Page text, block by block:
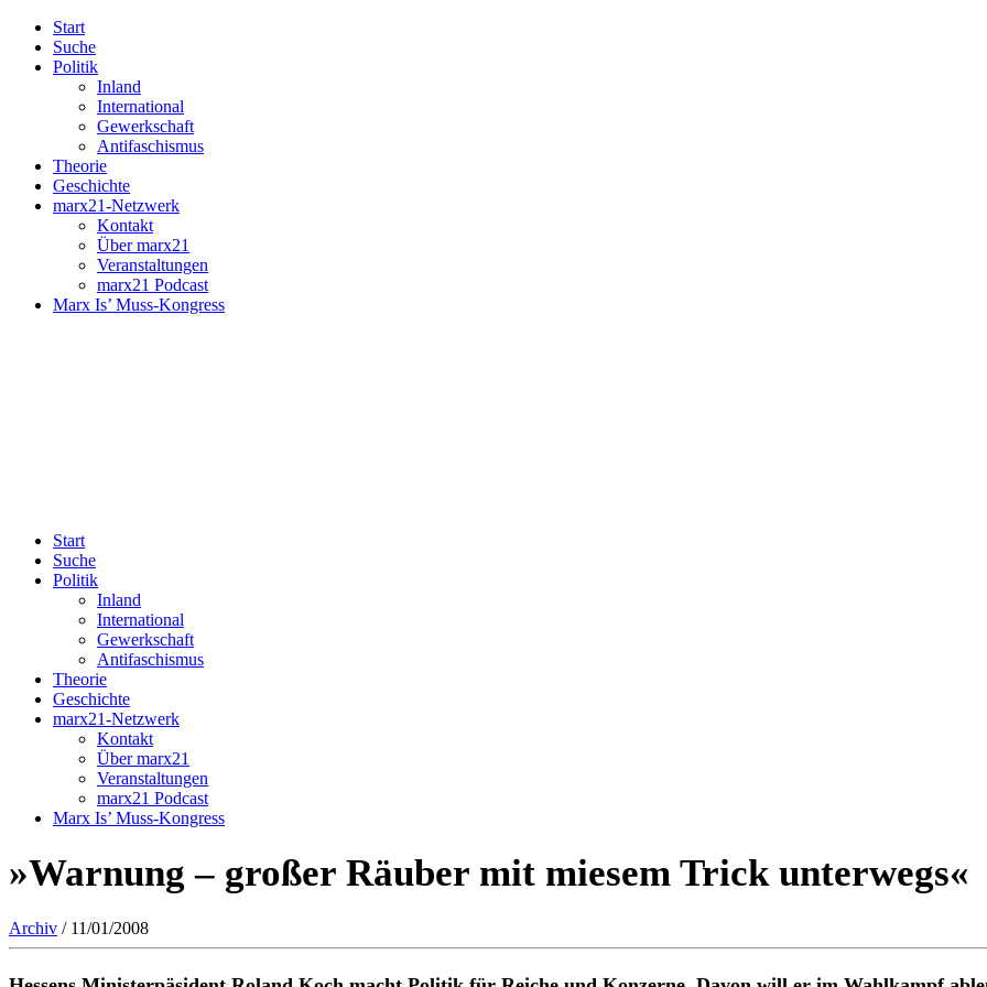
Start
Suche
Politik
Inland
International
Gewerkschaft
Antifaschismus
Theorie
Geschichte
marx21-Netzwerk
Kontakt
Über marx21
Veranstaltungen
marx21 Podcast
Marx Is’ Muss-Kongress
Start
Suche
Politik
Inland
International
Gewerkschaft
Antifaschismus
Theorie
Geschichte
marx21-Netzwerk
Kontakt
Über marx21
Veranstaltungen
marx21 Podcast
Marx Is’ Muss-Kongress
»Warnung – großer Räuber mit miesem Trick unterwegs«
Archiv / 11/01/2008